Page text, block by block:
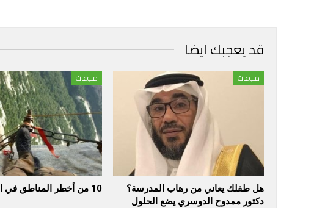
قد يعجبك ايضا
منوعات
هل طفلك يعاني من رهاب المدرسة؟
دكتور ممدوح الدوسري يضع الحلول
منوعات
10 من أخطر المناطق في العالم